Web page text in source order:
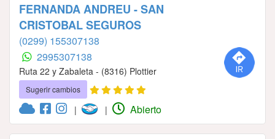
FERNANDA ANDREU - SAN
CRISTOBAL SEGUROS
(0299) 155307138
2995307138
Ruta 22 y Zabaleta - (8316) Plottier
Sugerir cambios
| | Abierto